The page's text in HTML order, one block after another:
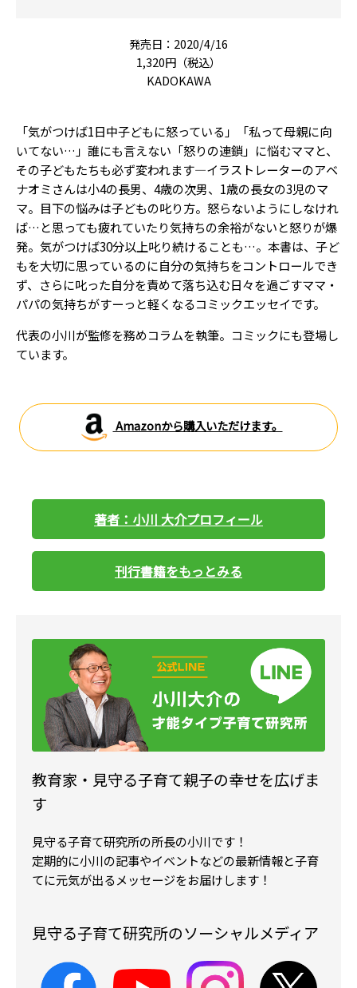
発売日：2020/4/16
1,320円（税込）
KADOKAWA
「気がつけば1日中子どもに怒っている」「私って母親に向
いてない…」誰にも言えない「怒りの連鎖」に悩むママと、
その子どもたちも必ず変われます―イラストレーターのアベ
ナオミさんは小4の長男、4歳の次男、1歳の長女の3児のマ
マ。目下の悩みは子どもの叱り方。怒らないようにしなけれ
ば…と思っても疲れていたり気持ちの余裕がないと怒りが爆
発。気がつけば30分以上叱り続けることも…。本書は、子ど
もを大切に思っているのに自分の気持ちをコントロールでき
ず、さらに叱った自分を責めて落ち込む日々を過ごすママ・
パパの気持ちがすーっと軽くなるコミックエッセイです。
代表の小川が監修を務めコラムを執筆。コミックにも登場し
ています。
Amazonから購入いただけます。
著者：小川 大介プロフィール
刊行書籍をもっとみる
教育家・見守る子育て親子の幸せを広げま
す
見守る子育て研究所の所長の小川です！
定期的に小川の記事やイベントなどの最新情報と子育
てに元気が出るメッセージをお届けします！
見守る子育て研究所のソーシャルメディア